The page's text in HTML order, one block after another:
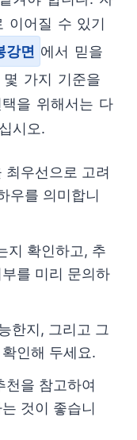
이어질 수 있기
강면 에서 믿을
가지 기준을
을 위해서는 다
시오.
우선으로 고려
우를 의미합니
지 확인하고, 추
를 미리 문의하
한지, 그리고 그
인해 두세요.
천을 참고하여
것이 좋습니